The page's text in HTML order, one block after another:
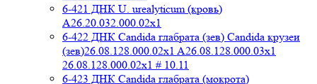
6-421 ДНК U. urealyticum (кровь)
A26.20.032.000.02х1
6-422 ДНК Candida глабрата (зев) Candida крузеи
(зев)26.08.128.000.02x1 A26.08.128.000.03x1
26.08.128.000.02x1 # 10.11
6-423 ДНК Candida глабрата (мокрота)